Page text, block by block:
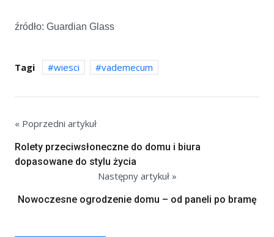
źródło: Guardian Glass
Tagi wiesci vademecum
« Poprzedni artykuł
Rolety przeciwsłoneczne do domu i biura
dopasowane do stylu życia
Następny artykuł »
Nowoczesne ogrodzenie domu – od paneli po bramę